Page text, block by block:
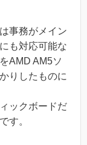
事務がメイン
も対応可能な
AMD AM5ソ
りしたものに
ックボードだ
す。